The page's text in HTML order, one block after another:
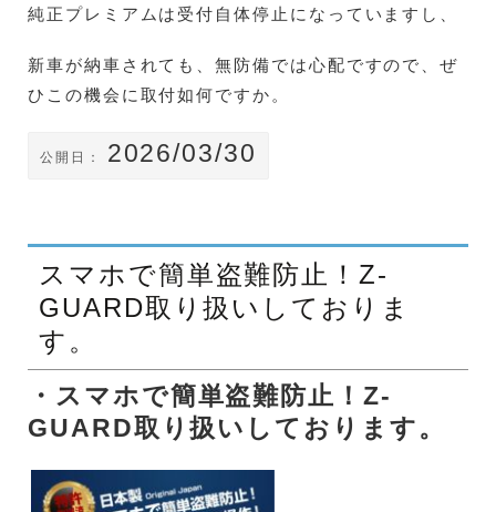
純正プレミアムは受付自体停止になっていますし、
新車が納車されても、無防備では心配ですので、ぜ
ひこの機会に取付如何ですか。
公開日： 2026/03/30
スマホで簡単盗難防止！Z-
GUARD取り扱いしておりま
す。
・スマホで簡単盗難防止！Z-
GUARD取り扱いしております。